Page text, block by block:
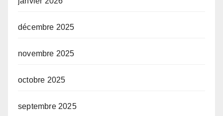
décembre 2025
novembre 2025
octobre 2025
septembre 2025